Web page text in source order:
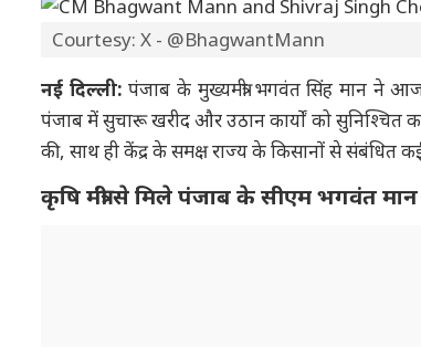
Courtesy: X - @BhagwantMann
नई दिल्ली: पंजाब के मुख्यमंत्री भगवंत सिंह मान ने
पंजाब में सुचारू खरीद और उठान कार्यों को सुनिश्चित
की, साथ ही केंद्र के समक्ष राज्य के किसानों से संबंधित कई
कृषि मंत्री से मिले पंजाब के सीएम भगवंत मान